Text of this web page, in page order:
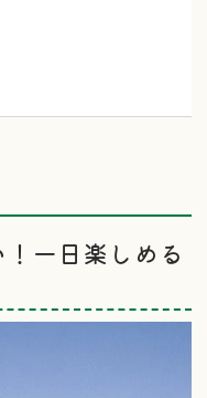
一日楽しめる